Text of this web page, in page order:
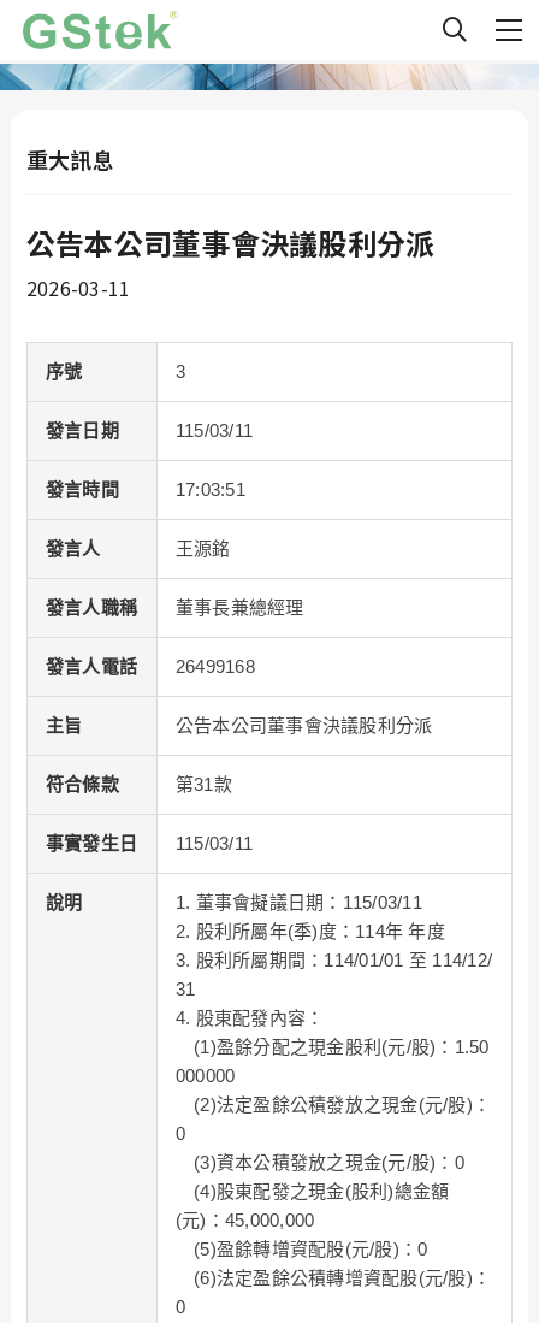
重大訊息
公告本公司董事會決議股利分派
2026-03-11
序號 3
發言日期 115/03/11
發言時間 17:03:51
發言人 王源銘
發言人職稱 董事長兼總經理
發言人電話 26499168
主旨 公告本公司董事會決議股利分派
符合條款 第31款
事實發生日 115/03/11
說明
1. 董事會擬議日期：115/03/11
2. 股利所屬年(季)度：114年 年度
3. 股利所屬期間：114/01/01 至 114/12/
31
4. 股東配發內容：
(1)盈餘分配之現金股利(元/股)：1.50
000000
(2)法定盈餘公積發放之現金(元/股)：
0
(3)資本公積發放之現金(元/股)：0
(4)股東配發之現金(股利)總金額
(元)：45,000,000
(5)盈餘轉增資配股(元/股)：0
(6)法定盈餘公積轉增資配股(元/股)：
0